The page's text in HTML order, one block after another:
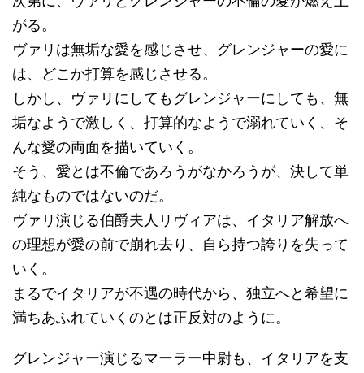
がる。
ヴァリは無垢な愛を感じさせ、グレンジャーの愛に
は、どこか打算を感じさせる。
しかし、ヴァリにしてもグレンジャーにしても、無
垢なようで激しく、打算的なようで溺れていく、そ
んな愛の両面を描いていく。
そう、愛とは不倫であろうがなかろうが、決して単
純なものではないのだ。
ヴァリ演じる伯爵夫人リヴィアは、イタリア解放へ
の理想が愛の前で崩れ去り、自ら持つ誇りを失って
いく。
まるでイタリアが不遇の時代から、独立へと希望に
満ちあふれていくのとは正反対のように。
グレンジャー演じるマーラー中尉も、イタリアを支